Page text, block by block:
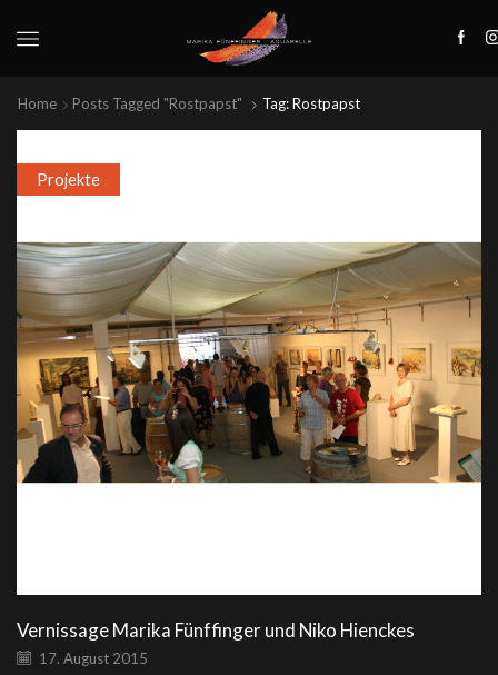
Home Posts Tagged "Rostpapst" Tag: Rostpapst
Projekte
Vernissage Marika Fünffinger und Niko Hienckes
17. August 2015